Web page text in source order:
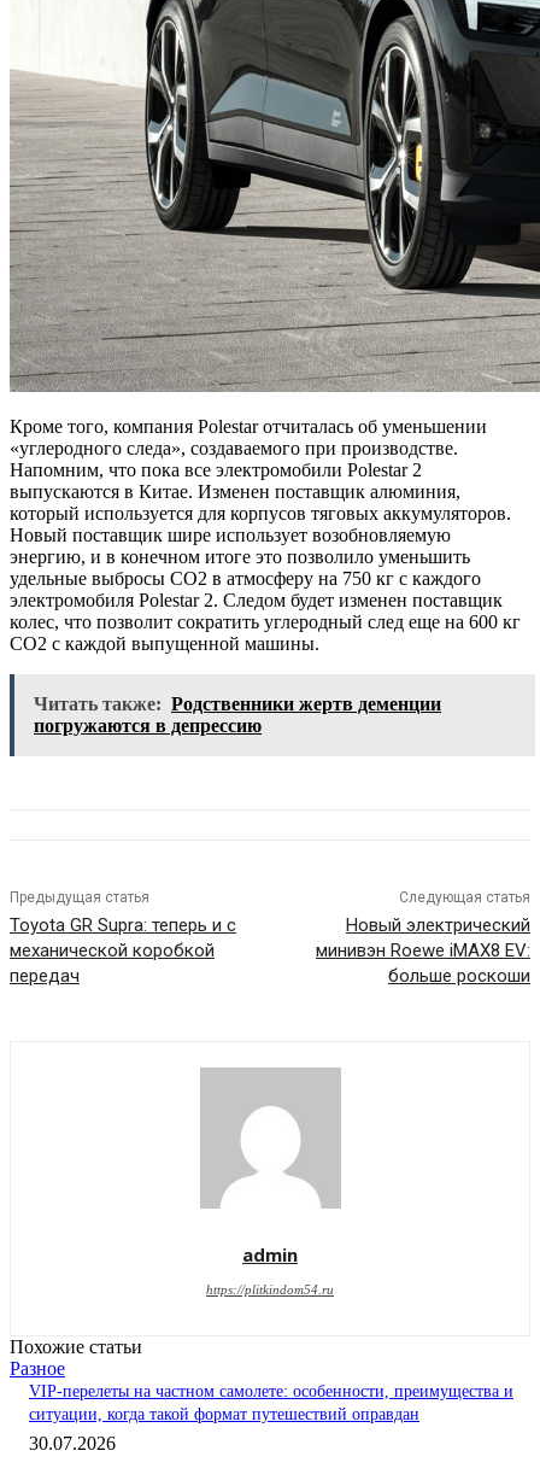
Кроме того, компания Polestar отчиталась об уменьшении
«углеродного следа», создаваемого при производстве.
Напомним, что пока все электромобили Polestar 2
выпускаются в Китае. Изменен поставщик алюминия,
который используется для корпусов тяговых аккумуляторов.
Новый поставщик шире использует возобновляемую
энергию, и в конечном итоге это позволило уменьшить
удельные выбросы CO2 в атмосферу на 750 кг с каждого
электромобиля Polestar 2. Следом будет изменен поставщик
колес, что позволит сократить углеродный след еще на 600 кг
CO2 с каждой выпущенной машины.
Читать также: Родственники жертв деменции
погружаются в депрессию
Предыдущая статья
Toyota GR Supra: теперь и с
механической коробкой
передач
Следующая статья
Новый электрический
минивэн Roewe iMAX8 EV:
больше роскоши
admin
https://plitkindom54.ru
Похожие статьи
Разное
VIP-перелеты на частном самолете: особенности, преимущества и
ситуации, когда такой формат путешествий оправдан
30.07.2026